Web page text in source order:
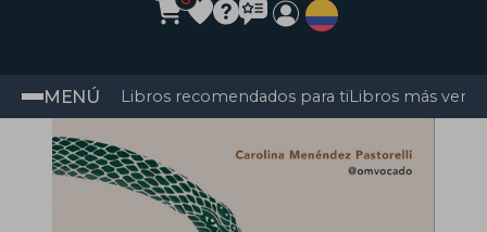
MENÚ Libros recomendados para tiLibros más